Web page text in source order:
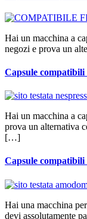
Hai un macchina a
negozi e prova un
Capsule compatibili
Hai un macchina a
prova un alternativa
[…]
Capsule
Hai una macchina
devi assolutamente